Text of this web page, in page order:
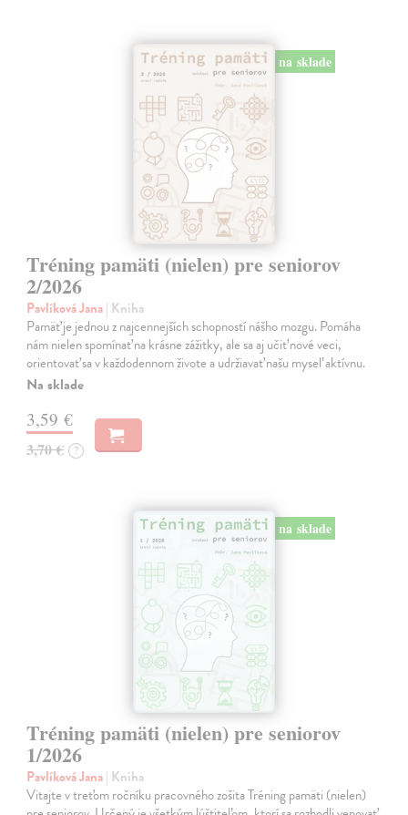
na sklade
Tréning pamäti (nielen) pre seniorov
2/2026
Pavlíková Jana| Kniha
Pamäť je jednou z najcennejších schopností nášho mozgu. Pomáha
nám nielen spomínať na krásne zážitky, ale sa aj učiť nové veci,
orientovať sa v každodennom živote a udržiavať našu myseľ aktívnu.
Na sklade
3,59 €
3,70 € ?
na sklade
Tréning pamäti (nielen) pre seniorov
1/2026
Pavlíková Jana| Kniha
Vitajte v treťom ročníku pracovného zošita Tréning pamäti (nielen)